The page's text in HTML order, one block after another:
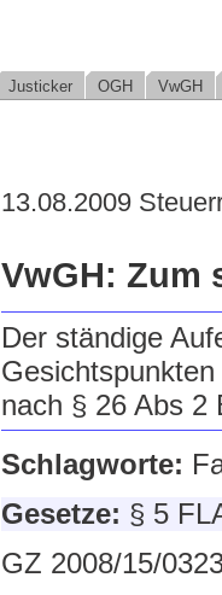
Justicker OGH VwGH
13.08.2009
VwGH: Zum
Der ständige
nach § 26 Abs 2
Schlagworte:
Gesetze: § 5
GZ 2008/15/